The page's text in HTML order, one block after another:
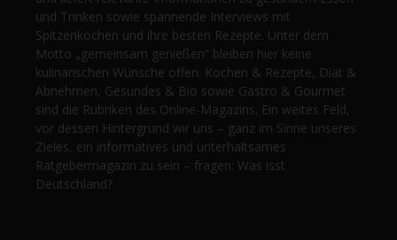
und Trinken sowie spannende Interviews mit
Spitzenköchen und ihre besten Rezepte. Unter dem
Motto „gemeinsam genießen“ bleiben hier keine
kulinarischen Wünsche offen. Kochen & Rezepte, Diät &
Abnehmen, Gesundes & Bio sowie Gastro & Gourmet
sind die Rubriken des Online-Magazins. Ein weites Feld,
vor dessen Hintergrund wir uns – ganz im Sinne unseres
Zieles, ein informatives und unterhaltsames
Ratgebermagazin zu sein – fragen: Was isst
Deutschland?